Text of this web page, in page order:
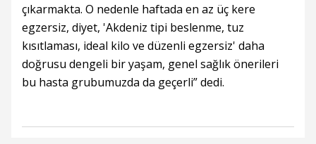
çıkarmakta. O nedenle haftada en az üç kere
egzersiz, diyet, 'Akdeniz tipi beslenme, tuz
kısıtlaması, ideal kilo ve düzenli egzersiz' daha
doğrusu dengeli bir yaşam, genel sağlık önerileri
bu hasta grubumuzda da geçerli” dedi.